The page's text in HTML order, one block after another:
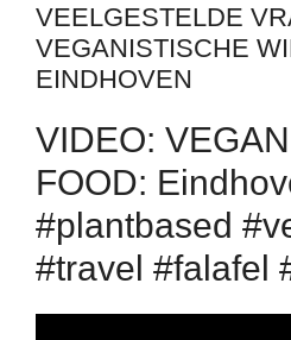
VEELGESTELDE
VEGANISTISCHE
EINDHOVEN
VIDEO:
FOOD:
#plantbased
#travel #falafel